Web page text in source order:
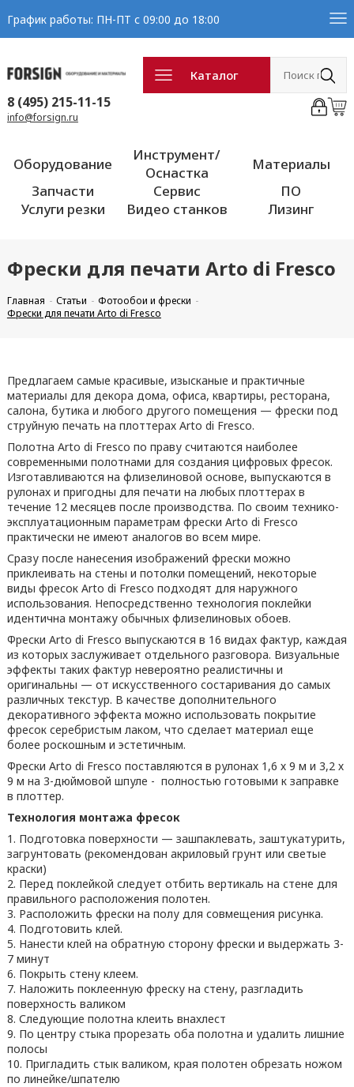
График работы: ПН-ПТ с 09:00 до 18:00
Каталог
8 (495) 215-11-15
info@forsign.ru
Оборудование
Инструмент/
Оснастка
Материалы
Запчасти
Сервис
ПО
Услуги резки
Видео станков Лизинг
Фрески для печати Arto di Fresco
Главная Статьи
Фотообои и фрески
Фрески для печати Arto di Fresco
Предлагаем самые красивые, изысканые и практичные
материалы для декора дома, офиса, квартиры, ресторана,
салона, бутика и любого другого помещения — фрески под
струйную печать на плоттерах Arto di Fresco.
Полотна Arto di Fresco по праву считаются наиболее
современными полотнами для создания цифровых фресок.
Изготавливаются на флизелиновой основе, выпускаются в
рулонах и пригодны для печати на любых плоттерах в
течение 12 месяцев после производства. По своим технико-
эксплуатационным параметрам фрески Arto di Fresco
практически не имеют аналогов во всем мире.
Сразу после нанесения изображений фрески можно
приклеивать на стены и потолки помещений, некоторые
виды фресок Arto di Fresco подходят для наружного
использования. Непосредственно технология поклейки
идентична монтажу обычных флизелиновых обоев.
Фрески Arto di Fresco выпускаются в 16 видах фактур, каждая
из которых заслуживает отдельного разговора. Визуальные
эффекты таких фактур невероятно реалистичны и
оригинальны — от искусственного состаривания до самых
различных текстур. В качестве дополнительного
декоративного эффекта можно использовать покрытие
фресок серебристым лаком, что сделает материал еще
более роскошным и эстетичным.
Фрески Arto di Fresco поставляются в рулонах 1,6 х 9 м и 3,2 х
9 м на 3-дюймовой шпуле - полностью готовыми к заправке
в плоттер.
Технология монтажа фресок
1. Подготовка поверхности — зашпаклевать, заштукатурить,
загрунтовать (рекомендован акриловый грунт или светые
краски)
2. Перед поклейкой следует отбить вертикаль на стене для
правильного расположения полотен.
3. Расположить фрески на полу для совмещения рисунка.
4. Подготовить клей.
5. Нанести клей на обратную сторону фрески и выдержать 3-
7 минут
6. Покрыть стену клеем.
7. Наложить поклеенную фреску на стену, разгладить
поверхность валиком
8. Следующие полотна клеить внахлест
9. По центру стыка прорезать оба полотна и удалить лишние
полосы
10. Пригладить стык валиком, края полотен обрезать ножом
по линейке/шпателю